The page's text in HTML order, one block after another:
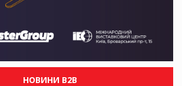
НОВИНИ B2B